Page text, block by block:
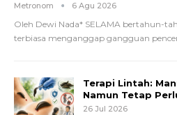
Metronom 6 Agu 2026
Oleh Dewi Nada* SELAMA bertahun-
terbiasa menganggap gangguan
Terapi Lintah:
Namun Tetap
26 Jul 2026